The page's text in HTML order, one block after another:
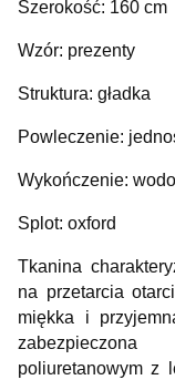
Szerokość: 160 cm
Wzór: prezenty
Struktura: gładka
Powleczenie:
Wykończenie:
Splot: oxford
Tkanina
na przetarcia
miękka i
poliuretanowym z